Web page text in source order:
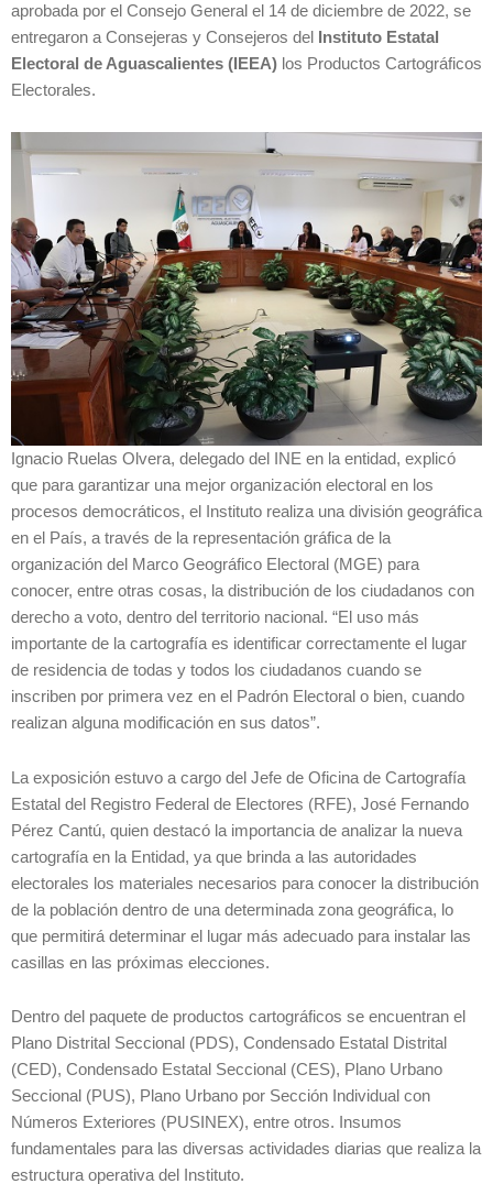
aprobada por el Consejo General el 14 de diciembre de 2022, se
entregaron a Consejeras y Consejeros del
Instituto Estatal
Electoral de Aguascalientes (IEEA) los Productos Cartográficos
Electorales.
Ignacio Ruelas Olvera, delegado del INE en la entidad, explicó
que para garantizar una mejor organización electoral en los
procesos democráticos, el Instituto realiza una división geográfica
en el País, a través de la representación gráfica de la
organización del Marco Geográfico Electoral (MGE) para
conocer, entre otras cosas, la distribución de los ciudadanos con
derecho a voto, dentro del territorio nacional. “El uso más
importante de la cartografía es identificar correctamente el lugar
de residencia de todas y todos los ciudadanos cuando se
inscriben por primera vez en el Padrón Electoral o bien, cuando
realizan alguna modificación en sus datos”.
La exposición estuvo a cargo del Jefe de Oficina de Cartografía
Estatal del Registro Federal de Electores (RFE), José Fernando
Pérez Cantú, quien destacó la importancia de analizar la nueva
cartografía en la Entidad, ya que brinda a las autoridades
electorales los materiales necesarios para conocer la distribución
de la población dentro de una determinada zona geográfica, lo
que permitirá determinar el lugar más adecuado para instalar las
casillas en las próximas elecciones.
Dentro del paquete de productos cartográficos se encuentran el
Plano Distrital Seccional (PDS), Condensado Estatal Distrital
(CED), Condensado Estatal Seccional (CES), Plano Urbano
Seccional (PUS), Plano Urbano por Sección Individual con
Números Exteriores (PUSINEX), entre otros. Insumos
fundamentales para las diversas actividades diarias que realiza la
estructura operativa del Instituto.